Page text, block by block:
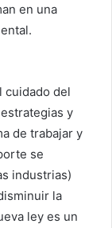
en una
cuidado del
y
de trabajar y
se
industrias)
la
ley es un